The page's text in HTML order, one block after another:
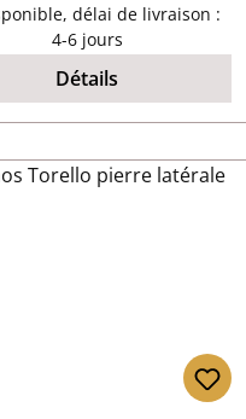
délai de livraison :
4-6 jours
Détails